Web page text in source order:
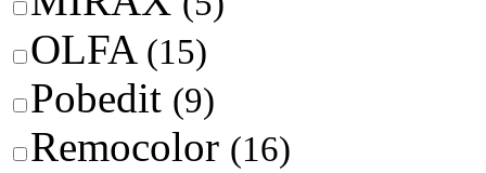
OLFA (15)
Pobedit (9)
Remocolor (16)